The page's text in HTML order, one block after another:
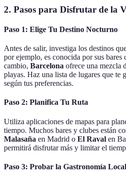
2. Pasos para Disfrutar de la
Paso 1: Elige Tu Destino Nocturno
Antes de salir, investiga los destinos
por ejemplo, es conocida por sus bares
cambio, Barcelona ofrece una mezcla
playas. Haz una lista de lugares que te
según tus preferencias.
Paso 2: Planifica Tu Ruta
Utiliza aplicaciones de mapas para
tiempo. Muchos bares y clubes están
Malasaña en Madrid o El Raval en
permitirá disfrutar más y limitar el
Paso 3: Probar la Gastronomía Local